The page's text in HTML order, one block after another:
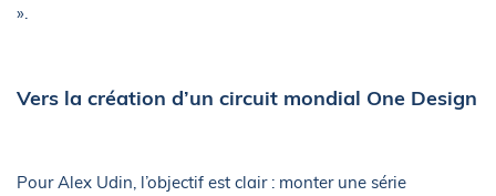
».
Vers la création d’un circuit mondial One Design
Pour Alex Udin, l’objectif est clair : monter une série